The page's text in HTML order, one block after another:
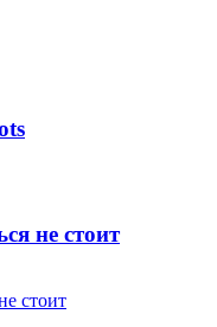
не стоит
стоит